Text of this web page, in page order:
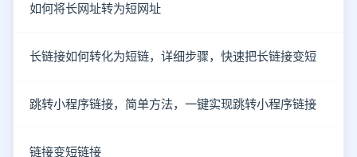
如何将长网址转为短网址
长链接如何转化为短链，详细步骤，快速把长链接变短
跳转小程序链接，简单方法，一键实现跳转小程序链接
链接变短链接